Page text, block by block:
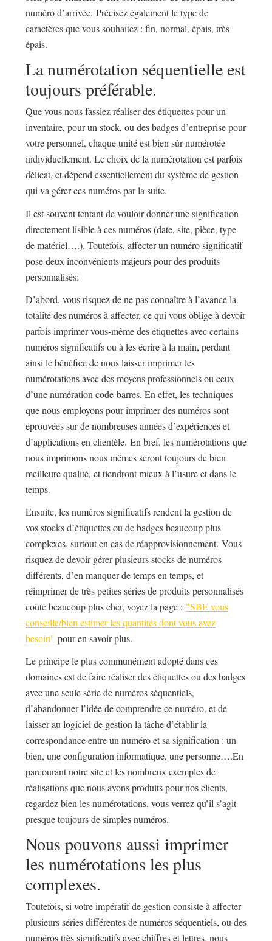
numéro d’arrivée. Précisez également le type de
caractères que vous souhaitez : fin, normal, épais, très
épais.
La numérotation séquentielle est
toujours préférable.
Que vous nous fassiez réaliser des étiquettes pour un
inventaire, pour un stock, ou des badges d’entreprise pour
votre personnel, chaque unité est bien sûr numérotée
individuellement. Le choix de la numérotation est parfois
délicat, et dépend essentiellement du système de gestion
qui va gérer ces numéros par la suite.
Il est souvent tentant de vouloir donner une signification
directement lisible à ces numéros (date, site, pièce, type
de matériel….). Toutefois, affecter un numéro significatif
pose deux inconvénients majeurs pour des produits
personnalisés:
D’abord, vous risquez de ne pas connaître à l’avance la
totalité des numéros à affecter, ce qui vous oblige à devoir
parfois imprimer vous-même des étiquettes avec certains
numéros significatifs ou à les écrire à la main, perdant
ainsi le bénéfice de nous laisser imprimer les
numérotations avec des moyens professionnels ou ceux
d’une numération code-barres. En effet, les techniques
que nous employons pour imprimer des numéros sont
éprouvées sur de nombreuses années d’expériences et
d’applications en clientèle. En bref, les numérotations que
nous imprimons nous mêmes seront toujours de bien
meilleure qualité, et tiendront mieux à l’usure et dans le
temps.
Ensuite, les numéros significatifs rendent la gestion de
vos stocks d’étiquettes ou de badges beaucoup plus
complexes, surtout en cas de réapprovisionnement. Vous
risquez de devoir gérer plusieurs stocks de numéros
différents, d’en manquer de temps en temps, et
réimprimer de très petites séries de produits personnalisés
coûte beaucoup plus cher, voyez la page : "SBE vous
conseille/bien estimer les quantités dont vous avez
besoin" pour en savoir plus.
Le principe le plus communément adopté dans ces
domaines est de faire réaliser des étiquettes ou des badges
avec une seule série de numéros séquentiels,
d’abandonner l’idée de comprendre ce numéro, et de
laisser au logiciel de gestion la tâche d’établir la
correspondance entre un numéro et sa signification : un
bien, une configuration informatique, une personne….En
parcourant notre site et les nombreux exemples de
réalisations que nous avons produits pour nos clients,
regardez bien les numérotations, vous verrez qu’il s’agit
presque toujours de simples numéros.
Nous pouvons aussi imprimer
les numérotations les plus
complexes.
Toutefois, si votre impératif de gestion consiste à affecter
plusieurs séries différentes de numéros séquentiels, ou des
numéros très significatifs avec chiffres et lettres, nous